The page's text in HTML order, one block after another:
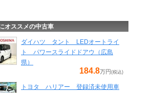
オススメの中古車
ダイハツ タント LEDオートライ
ト パワースライドドアウ（広島
県）
184.8万円 (税込)
トヨタ ハリアー 登録済未使用車